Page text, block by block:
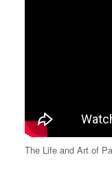
The Life and Art of